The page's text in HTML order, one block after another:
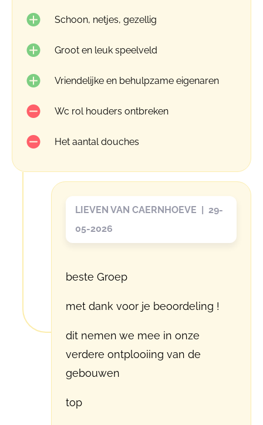
Schoon, netjes, gezellig
Groot en leuk speelveld
Vriendelijke en behulpzame eigenaren
Wc rol houders ontbreken
Het aantal douches
LIEVEN VAN CAERNHOEVE | 29-
05-2026
beste Groep
met dank voor je beoordeling !
dit nemen we mee in onze
verdere ontplooiing van de
gebouwen
top